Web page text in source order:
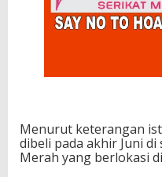
Menurut keterangan
dibeli pada akhir Juni
Merah yang berlokasi